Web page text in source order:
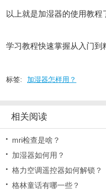
以上就是加湿器的使用教程
学习教程快速掌握从入门到
标签: 加湿器怎样用？
相关阅读
mri检查是啥？
加湿器如何用？
格力空调遥控器如何解锁？
格林童话有哪一些？